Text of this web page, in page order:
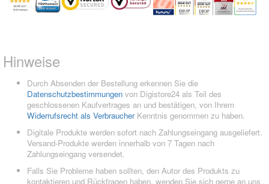
Hinweise
Durch Absenden der Bestellung erkennen Sie die
Datenschutzbestimmungen von Digistore24 als Teil des
geschlossenen Kaufvertrages an und bestätigen, von Ihrem
Widerrufsrecht als VerbraucherKenntnis genommen zu haben.
Digitale Produkte werden sofort nach Zahlungseingang ausgeliefert.
Versand-Produkte werden innerhalb von 7 Tagen nach
Zahlungseingang versendet.
Falls Sie Probleme haben sollten, den Autor des Produkts zu
kontaktieren und Rückfragen haben, wenden Sie sich gerne an uns